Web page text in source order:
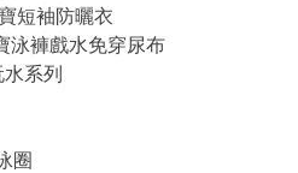
短袖防曬衣
泳褲戲水免穿尿布
系列
圈